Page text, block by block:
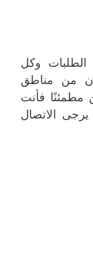
وكل
من مناطق
مطمئنًا فأنت
الاتصال